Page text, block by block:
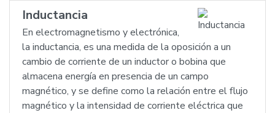
Inductancia
En electromagnetismo y electrónica,
la inductancia, es una medida de la oposición a un
cambio de corriente de un inductor o bobina que
almacena energía en presencia de un campo
magnético, y se define como la relación entre el flujo
magnético y la intensidad de corriente eléctrica que